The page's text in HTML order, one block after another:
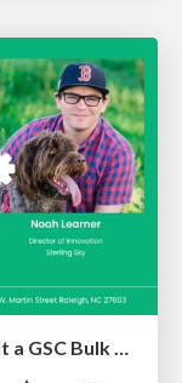
Noah Learner - AI + Me: how we built a GSC Bulk Export data pipeline